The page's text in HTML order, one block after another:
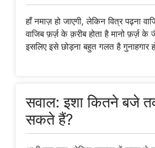
हाँ नमाज़ हो जाएगी, लेकिन वित्र पढ़ना
वाजिब फ़र्ज़ के क़रीब होता है मानो फ़र्ज़ के
इसलिए इसे छोड़ना बहुत गलत है गुनाहगार
सवाल: इशा कितने बजे
सकते हैं?